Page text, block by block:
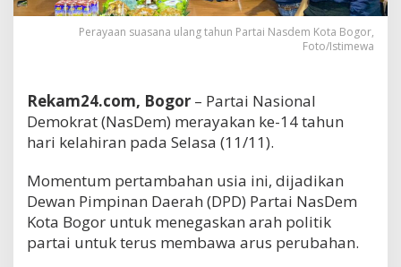
Perayaan suasana ulang tahun Partai Nasdem Kota Bogor,
Foto/Istimewa
Rekam24.com, Bogor – Partai Nasional
Demokrat (NasDem) merayakan ke-14 tahun
hari kelahiran pada Selasa (11/11).
Momentum pertambahan usia ini, dijadikan
Dewan Pimpinan Daerah (DPD) Partai NasDem
Kota Bogor untuk menegaskan arah politik
partai untuk terus membawa arus perubahan.